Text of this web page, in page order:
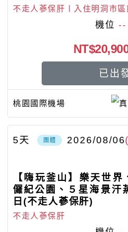
機位 --
不走人蔘保肝〡入住明洞市
桃園國際機場
已出
團體 2026/08/06
5天
【嗨玩釜山】樂天世
儸紀公園、５星海景汗
日(不走人蔘保肝)
不走人蔘保肝